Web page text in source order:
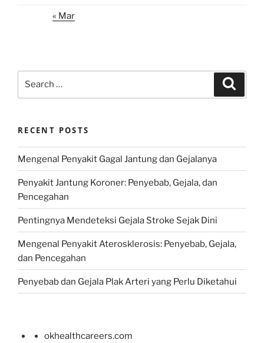
« Mar
RECENT POSTS
Mengenal Penyakit Gagal Jantung dan Gejalanya
Penyakit Jantung Koroner: Penyebab, Gejala, dan
Pencegahan
Pentingnya Mendeteksi Gejala Stroke Sejak Dini
Mengenal Penyakit Aterosklerosis: Penyebab, Gejala,
dan Pencegahan
Penyebab dan Gejala Plak Arteri yang Perlu Diketahui
okhealthcareers.com